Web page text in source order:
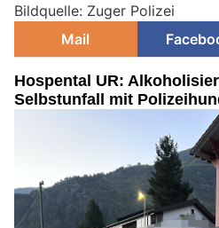
Bildquelle: Zuger Polizei
Mail
Hospental UR:
Selbstunfall mit